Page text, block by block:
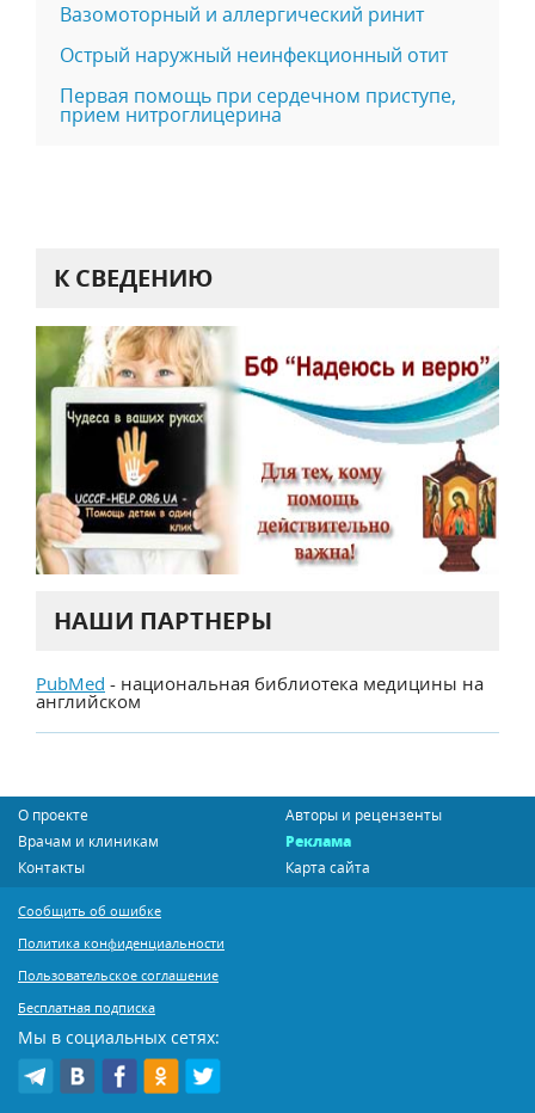
Вазомоторный и аллергический ринит
Острый наружный неинфекционный отит
Первая помощь при сердечном приступе,
прием нитроглицерина
К СВЕДЕНИЮ
НАШИ ПАРТНЕРЫ
PubMed - национальная библиотека медицины на
английском
О проекте
Авторы и рецензенты
Врачам и клиникам
Реклама
Контакты
Карта сайта
Сообщить об ошибке
Политика конфиденциальности
Пользовательское соглашение
Бесплатная подписка
Мы в социальных сетях: